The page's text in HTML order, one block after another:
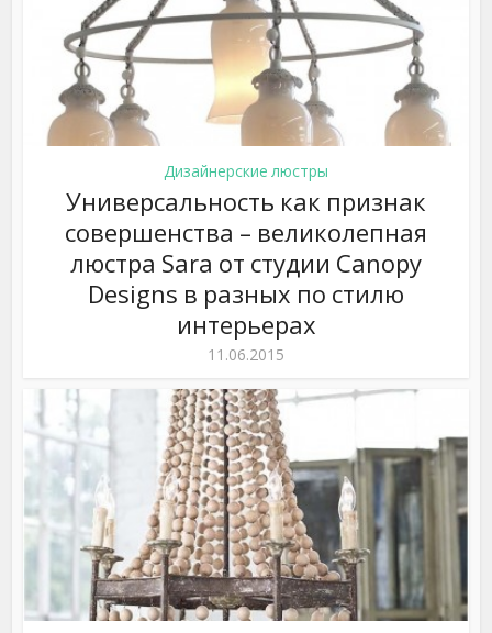
Дизайнерские люстры
Универсальность как признак
совершенства – великолепная
люстра Sara от студии Canopy
Designs в разных по стилю
интерьерах
11.06.2015